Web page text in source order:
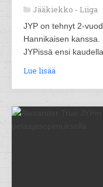
Jääkiekko - Liiga
JYP on tehnyt 2-
Hannikaisen
JYPissä ensi kaudella.
Lue lisää